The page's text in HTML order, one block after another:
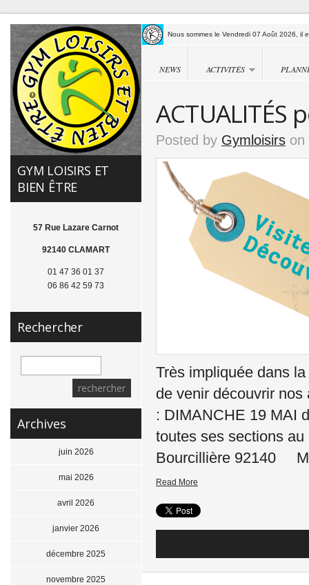
Nous sommes le Vendredi 07 Août 2026,
NEWS ACTIVITÉS
ACTUALITÉS
Posted by Gymloisirs on
Très impliquée dans
de venir découvrir
: DIMANCHE 19 MAI
toutes ses sections
Bourcillière 92140
Read More
GYM LOISIRS ET
BIEN ÊTRE
57 Rue Lazare Carnot
92140 CLAMART
01 47 36 01 37
06 86 42 59 73
Rechercher
Archives
juin 2026
mai 2026
avril 2026
janvier 2026
décembre 2025
novembre 2025